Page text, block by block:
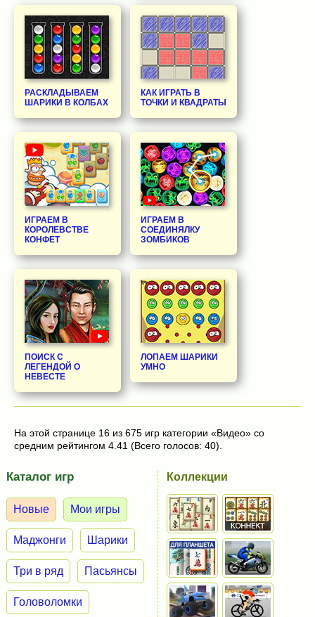
РАСКЛАДЫВАЕМ
ШАРИКИ В КОЛБАХ
КАК ИГРАТЬ В
ТОЧКИ И КВАДРАТЫ
ИГРАЕМ В
КОРОЛЕВСТВЕ
КОНФЕТ
ИГРАЕМ В
СОЕДИНЯЛКУ
ЗОМБИКОВ
ПОИСК С
ЛЕГЕНДОЙ О
НЕВЕСТЕ
ЛОПАЕМ ШАРИКИ
УМНО
На этой странице 16 из 675 игр категории «Видео» со
средним рейтингом 4.41 (Всего голосов: 40).
Каталог игр
Новые Мои игры
Маджонги Шарики
Три в ряд Пасьянсы
Головоломки
Коллекции